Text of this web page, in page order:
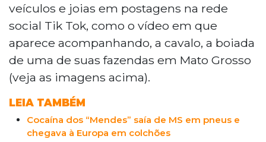
veículos e joias em postagens na rede
social Tik Tok, como o vídeo em que
aparece acompanhando, a cavalo, a boiada
de uma de suas fazendas em Mato Grosso
(veja as imagens acima).
LEIA TAMBÉM
Cocaína dos “Mendes” saía de MS em pneus e
chegava à Europa em colchões